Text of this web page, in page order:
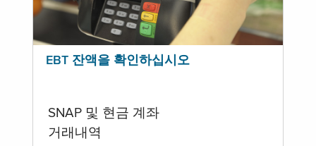
EBT 잔액을 확인하십시오
SNAP 및 현금 계좌
거래내역